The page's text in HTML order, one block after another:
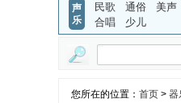
声
乐
民歌 通俗
美声
合唱
少儿
您所在的位置： 首页 > 器